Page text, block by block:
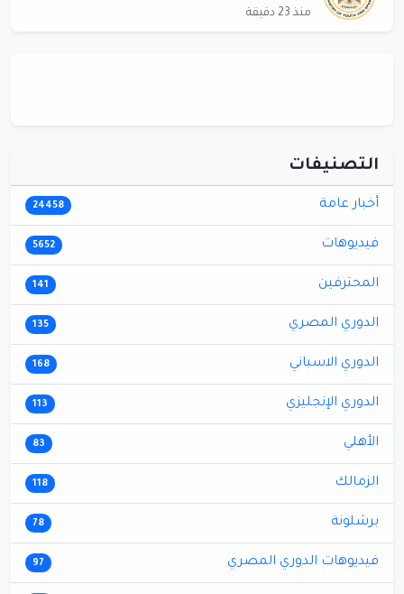
منذ 23 دقيقة
التصنيفات
أخبار عامة 24458
فيديوهات 5652
المحترفين 141
الدوري المصري 135
الدوري الاسباني 168
الدوري الإنجليزي 113
الأهلي 83
الزمالك 118
برشلونة 78
فيديوهات الدوري المصري 97